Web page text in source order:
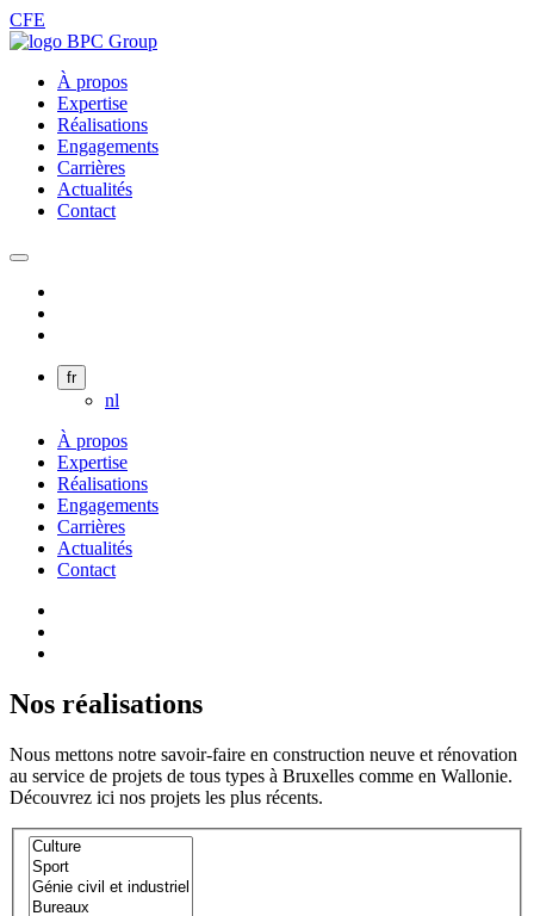
CFE
À propos
Expertise
Réalisations
Engagements
Carrières
Actualités
Contact
fr
nl
À propos
Expertise
Réalisations
Engagements
Carrières
Actualités
Contact
Nos réalisations
Nous mettons notre savoir-faire en construction neuve et rénovation
au service de projets de tous types à Bruxelles comme en Wallonie.
Découvrez ici nos projets les plus récents.